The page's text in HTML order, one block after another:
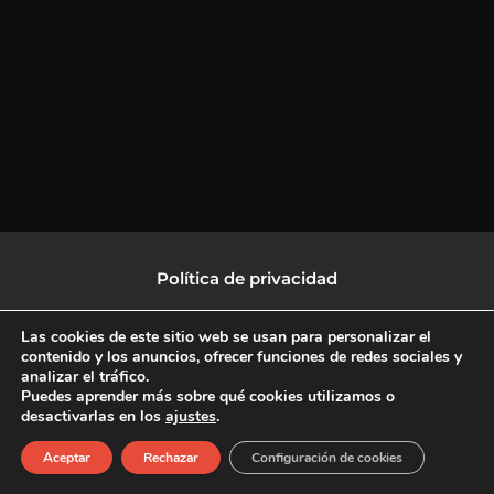
Política de privacidad
Política de protección de datos
F
a
c
X
-
L
i
n
I
n
s
Copyright © 2026 CulturalTV
Las cookies de este sitio web se usan para personalizar el
contenido y los anuncios, ofrecer funciones de redes sociales y
analizar el tráfico.
Puedes aprender más sobre qué cookies utilizamos o
desactivarlas en los ajustes.
Aceptar Rechazar Configuración de cookies